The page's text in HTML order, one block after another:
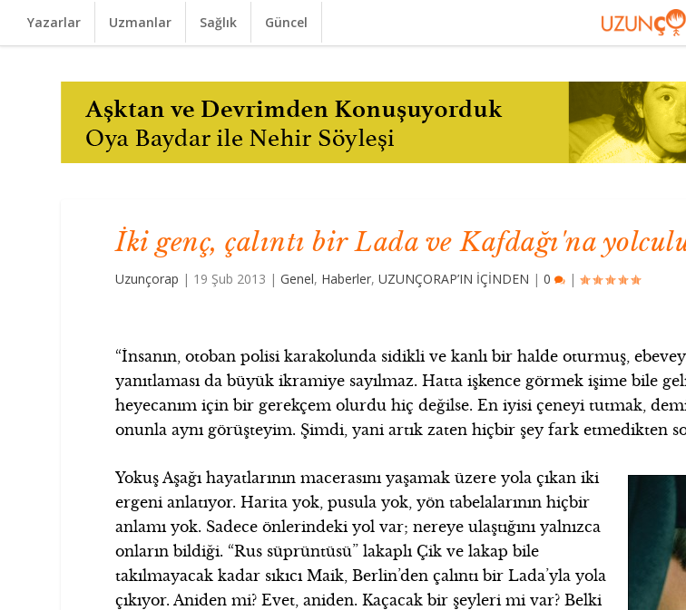
Yazarlar Uzmanlar Sağlık Güncel
İki genç, çalıntı bir Lada ve Kafdağı'na
Uzunçorap | 19 Şub 2013 |Genel, Haberler,UZUNÇORAP’IN İÇİNDEN |0 |
“İnsanın, otoban polisi karakolunda sidikli ve kanlı bir halde oturmuş,
yanıtlaması da büyük ikramiye sayılmaz. Hatta işkence görmek işime bile
heyecanım için bir gerekçem olurdu hiç değilse. En iyisi çeneyi tutmak,
onunla aynı görüşteyim. Şimdi, yani artık zaten hiçbir şey fark etmedikten
Yokuş Aşağı hayatlarının macerasını yaşamak üzere yola çıkan iki
ergeni anlatıyor. Harita yok, pusula yok, yön tabelalarının hiçbir
anlamı yok. Sadece önlerindeki yol var; nereye ulaştığını yalnızca
onların bildiği. “Rus süprüntüsü” lakaplı Çik ve lakap bile
takılmayacak kadar sıkıcı Maik, Berlin’den çalıntı bir Lada’yla yola
çıkıyor. Aniden mi? Evet, aniden. Kaçacak bir şeyleri mi var? Belki